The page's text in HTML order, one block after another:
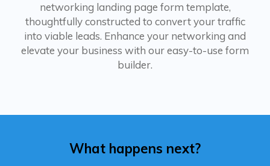
networking landing page form template,
thoughtfully constructed to convert your traffic
into viable leads. Enhance your networking and
elevate your business with our easy-to-use form
builder.
What happens next?